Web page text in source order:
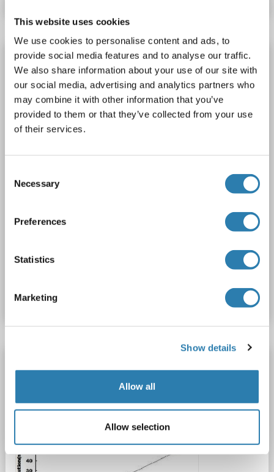
This website uses cookies
We use cookies to personalise content and ads, to
provide social media features and to analyse our traffic.
We also share information about your use of our site with
our social media, advertising and analytics partners who
may combine it with other information that you’ve
provided to them or that they’ve collected from your use
of their services.
Selection
Necessary
Preferences
Statistics
Marketing
Show details
Allow all
Allow selection
GCK Kit ELISA
GCK Reactivité: Humain Colorimetric
Sandwich ELISA
Cell Culture Supernatant, Plasma, Serum
1 image
Fiche technique
Colorimetric